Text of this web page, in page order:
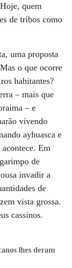
quem
de tribos como
uma proposta
o que ocorre
habitantes?
– mais que
– e
vivendo
ayhuasca e
Em
de
invadir a
de
vista grossa.
cassinos.
lhes deram